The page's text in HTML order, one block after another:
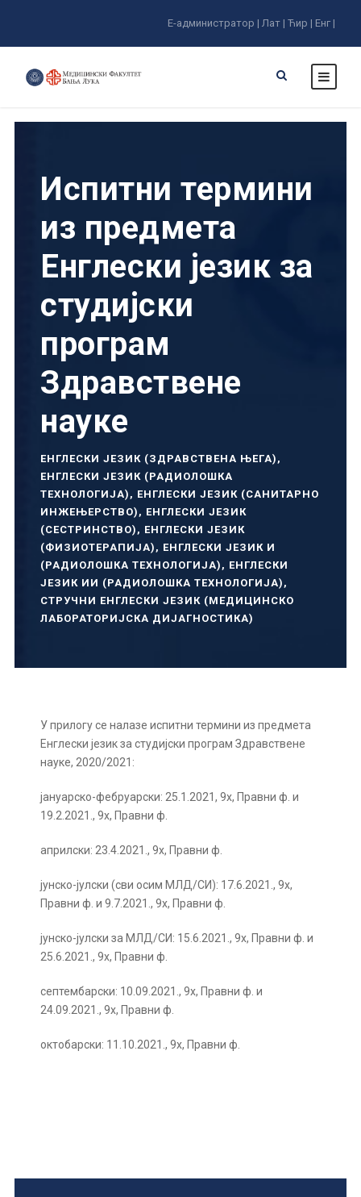
Е-администратор | Лат | Ћир | Енг |
Испитни термини
из предмета
Енглески језик за
студијски
програм
Здравствене
науке
ЕНГЛЕСКИ ЈЕЗИК (ЗДРАВСТВЕНА ЊЕГА) ,
ЕНГЛЕСКИ ЈЕЗИК (РАДИОЛОШКА
ТЕХНОЛОГИЈА) , ЕНГЛЕСКИ ЈЕЗИК (САНИТАРНО
ИНЖЕЊЕРСТВО) , ЕНГЛЕСКИ ЈЕЗИК
(СЕСТРИНСТВО) , ЕНГЛЕСКИ ЈЕЗИК
(ФИЗИОТЕРАПИЈА) , ЕНГЛЕСКИ ЈЕЗИК И
(РАДИОЛОШКА ТЕХНОЛОГИЈА) , ЕНГЛЕСКИ
ЈЕЗИК ИИ (РАДИОЛОШКА ТЕХНОЛОГИЈА) ,
СТРУЧНИ ЕНГЛЕСКИ ЈЕЗИК (МЕДИЦИНСКО
ЛАБОРАТОРИЈСКА ДИЈАГНОСТИКА)
У прилогу се налазе испитни термини из предмета
Енглески језик за студијски програм Здравствене
науке, 2020/2021:
јануарско-фебруарски: 25.1.2021, 9х, Правни ф. и
19.2.2021., 9х, Правни ф.
априлски: 23.4.2021., 9х, Правни ф.
јунско-јулски (сви осим МЛД/СИ): 17.6.2021., 9х,
Правни ф. и 9.7.2021., 9х, Правни ф.
јунско-јулски за МЛД/СИ: 15.6.2021., 9х, Правни ф. и
25.6.2021., 9х, Правни ф.
септембарски: 10.09.2021., 9х, Правни ф. и
24.09.2021., 9х, Правни ф.
октобарски: 11.10.2021., 9х, Правни ф.